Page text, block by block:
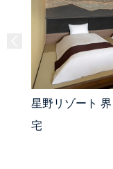
星野リゾート
宅